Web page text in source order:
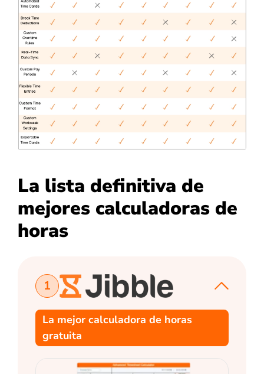
La lista definitiva de
mejores calculadoras de
horas
1
La mejor calculadora de horas
gratuita